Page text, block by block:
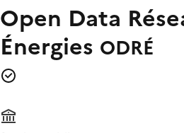
Open Data
Énergies ODRÉ